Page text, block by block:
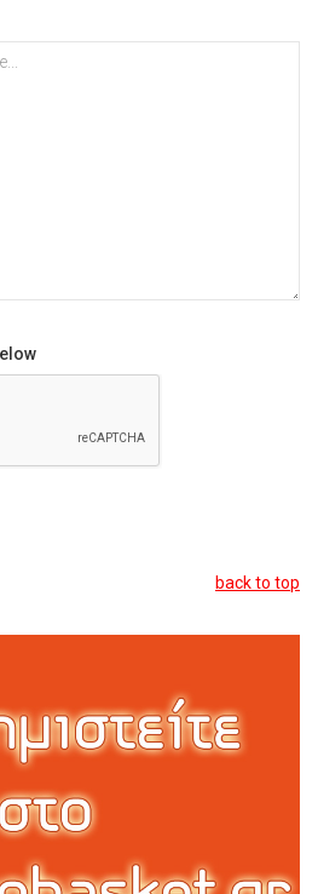
back to top